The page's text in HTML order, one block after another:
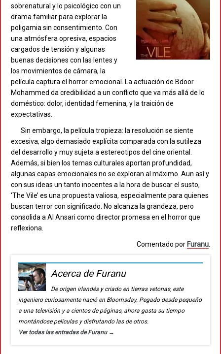
sobrenatural y lo psicológico con un
drama familiar para explorar la
poligamia sin consentimiento. Con
una atmósfera opresiva, espacios
cargados de tensión y algunas
buenas decisiones con las lentes y
los movimientos de cámara, la
película captura el horror emocional. La actuación de Bdoor
Mohammed da credibilidad a un conflicto que va más allá de lo
doméstico: dolor, identidad femenina, y la traición de
expectativas.
Sin embargo, la película tropieza: la resolución se siente
excesiva, algo demasiado explícita comparada con la sutileza
del desarrollo y muy sujeta a estereotipos del cine oriental.
Además, si bien los temas culturales aportan profundidad,
algunas capas emocionales no se exploran al máximo. Aun así y
con sus ideas un tanto inocentes a la hora de buscar el susto,
‘The Vile’ es una propuesta valiosa, especialmente para quienes
buscan terror con significado. No alcanza la grandeza, pero
consolida a Al Ansari como director promesa en el horror que
reflexiona.
Comentado por Furanu.
Acerca de Furanu
De origen irlandés y criado en tierras vetonas, este
ingeniero curiosamente nació en Bloomsday. Pegado desde pequeño
a una televisión y a cientos de páginas, ahora gasta su tiempo
montándose películas y disfrutando las de otros.
Ver todas las entradas de Furanu →